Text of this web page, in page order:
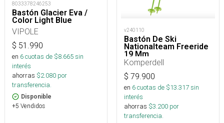
8033378246253
Bastón Glacier Eva /
Color Light Blue
VIPOLE
$ 51.990
en 6cuotas de $8.665sin
interés
ahorras $2.080 por
transferencia.
Disponible
+5 Vendidos
v240110
Bastón De Ski
Nationalteam Freeride
19 Mm
Komperdell
$ 79.900
en 6cuotas de $13.317sin
interés
ahorras $3.200 por
transferencia.